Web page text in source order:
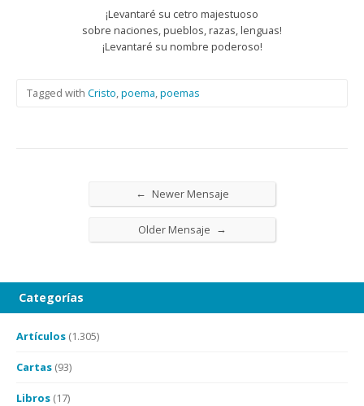
¡Levantaré su cetro majestuoso
sobre naciones, pueblos, razas, lenguas!
¡Levantaré su nombre poderoso!
Tagged with Cristo,poema,poemas
← Newer Mensaje
Older Mensaje →
Categorías
Artículos (1.305)
Cartas (93)
Libros (17)